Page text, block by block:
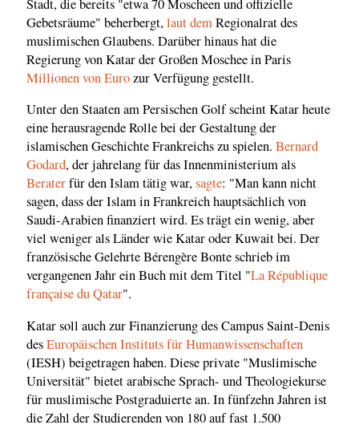
Stadt, die bereits "etwa 70 Moscheen und offizielle
Gebetsräume" beherbergt,laut demRegionalrat des
muslimischen Glaubens. Darüber hinaus hat die
Regierung von Katar der Großen Moschee in Paris
Millionen von Eurozur Verfügung gestellt.
Unter den Staaten am Persischen Golf scheint Katar heute
eine herausragende Rolle bei der Gestaltung der
islamischen Geschichte Frankreichs zu spielen. Bernard
Godard, der jahrelang für das Innenministerium als
Beraterfür den Islam tätig war,sagte: "Man kann nicht
sagen, dass der Islam in Frankreich hauptsächlich von
Saudi-Arabien finanziert wird. Es trägt ein wenig, aber
viel weniger als Länder wie Katar oder Kuwait bei. Der
französische Gelehrte Bérengère Bonte schrieb im
vergangenen Jahr ein Buch mit dem Titel "La République
française du Qatar".
Katar soll auch zur Finanzierung des Campus Saint-Denis
desEuropäischen Instituts für Humanwissenschaften
(IESH) beigetragen haben. Diese private "Muslimische
Universität" bietet arabische Sprach- und Theologiekurse
für muslimische Postgraduierte an. In fünfzehn Jahren ist
die Zahl der Studierenden von 180 auf fast 1.500